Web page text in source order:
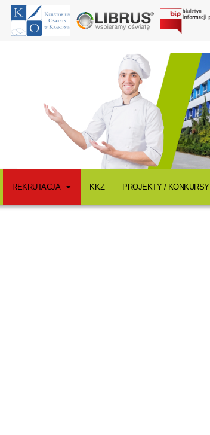
REKRUTACJA KKZ PROJEKTY / KONKURSY